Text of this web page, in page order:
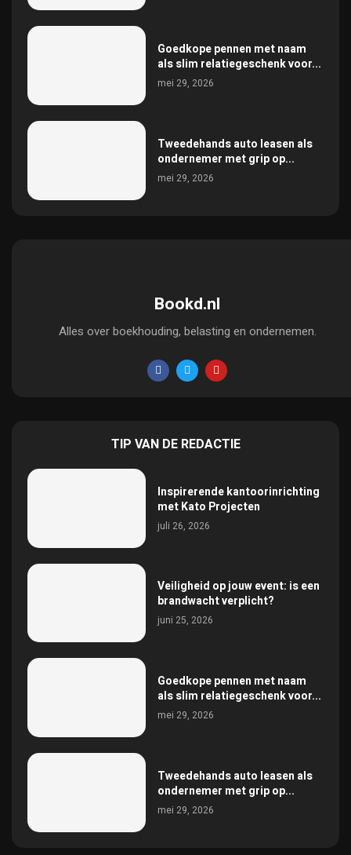
Goedkope pennen met naam
als slim relatiegeschenk voor...
mei 29, 2026
Tweedehands auto leasen als
ondernemer met grip op...
mei 29, 2026
Bookd.nl
Alles over boekhouding, belasting en ondernemen.
TIP VAN DE REDACTIE
Inspirerende kantoorinrichting
met Kato Projecten
juli 26, 2026
Veiligheid op jouw event: is een
brandwacht verplicht?
juni 25, 2026
Goedkope pennen met naam
als slim relatiegeschenk voor...
mei 29, 2026
Tweedehands auto leasen als
ondernemer met grip op...
mei 29, 2026